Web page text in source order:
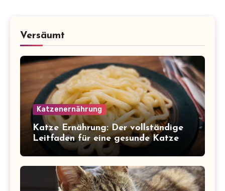
Versäumt
Katzenernährung
Katze Ernährung: Der vollständige
Leitfaden für eine gesunde Katze